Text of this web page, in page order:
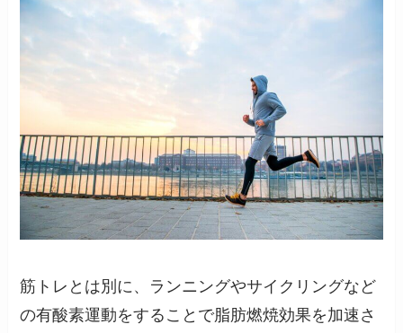
筋トレとは別に、ランニングやサイクリングなど
の有酸素運動をすることで脂肪燃焼効果を加速さ